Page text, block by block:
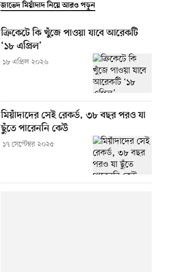
জাভেদ মিয়াঁদাদ নিয়ে আরও পড়ুন
ক্রিকেটে কি খুঁজে পাওয়া যাবে আরেকটি
‘১৮ এপ্রিল’
১৮ এপ্রিল ২০২৬
মিয়াঁদাদের সেই রেকর্ড, ৩৮ বছর পরও যা
ছুঁতে পারেননি কেউ
১৭ সেপ্টেম্বর ২০২৫